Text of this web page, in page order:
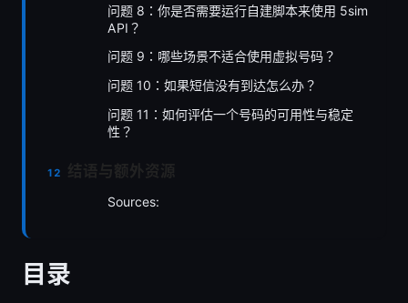
问题 8：你是否需要运行自建脚本来使用 5sim
API？
问题 9：哪些场景不适合使用虚拟号码？
问题 10：如果短信没有到达怎么办？
问题 11：如何评估一个号码的可用性与稳定
性？
Sources:
目录